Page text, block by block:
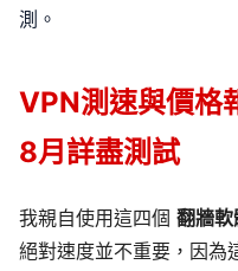
測。
VPN測速與價格
8月詳盡測試
我親自使用這四個 翻牆軟
絕對速度並不重要，因為